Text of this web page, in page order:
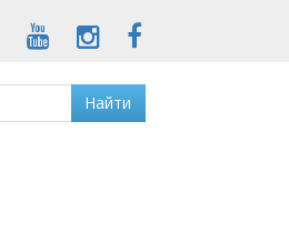
Найти